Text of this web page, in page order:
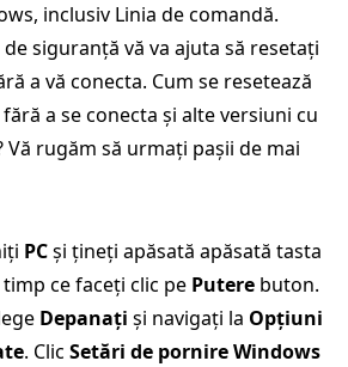
inclusiv Linia de comandă.
siguranță vă va ajuta să resetați
a vă conecta. Cum se resetează
a se conecta și alte versiuni cu
Vă rugăm să urmați pașii de mai
PCși țineți apăsată apăsată tasta
ce faceți clic pe Putere buton.
Depanați și navigați la Opțiuni
. Clic Setări de pornire Windows